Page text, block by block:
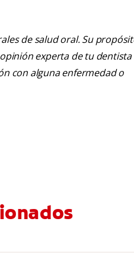
de salud oral. Su
experta de tu dentista
con alguna enfermedad o